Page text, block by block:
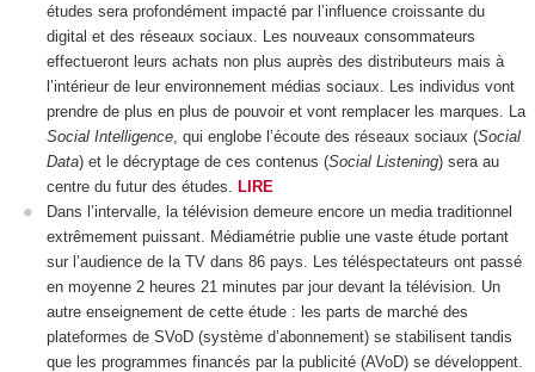
études sera profondément impacté par l’influence croissante du
digital et des réseaux sociaux. Les nouveaux consommateurs
effectueront leurs achats non plus auprès des distributeurs mais à
l’intérieur de leur environnement médias sociaux. Les individus vont
prendre de plus en plus de pouvoir et vont remplacer les marques. La
Social Intelligence , qui englobe l’écoute des réseaux sociaux (Social
Data) et le décryptage de ces contenus (Social Listening) sera au
centre du futur des études.
LIRE
Dans l’intervalle, la télévision demeure encore un media traditionnel
extrêmement puissant. Médiamétrie publie une vaste étude portant
sur l’audience de la TV dans 86 pays. Les téléspectateurs ont passé
en moyenne 2 heures 21 minutes par jour devant la télévision. Un
autre enseignement de cette étude : les parts de marché des
plateformes de SVoD (système d’abonnement) se stabilisent tandis
que les programmes financés par la publicité (AVoD) se développent.